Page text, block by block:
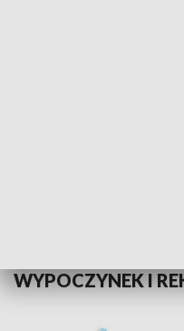
WYPOCZYNEK I